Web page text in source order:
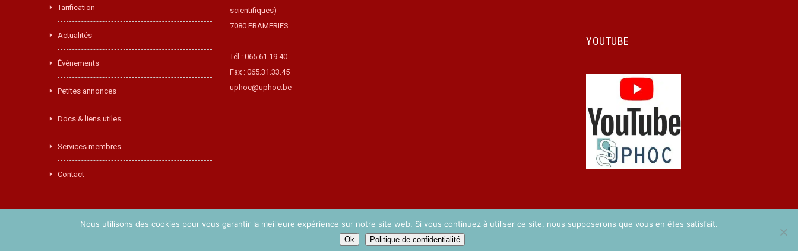
Tarification
Actualités
Événements
Petites annonces
Docs & liens utiles
Services membres
Contact
scientifiques)
7080 FRAMERIES
Tél : 065.61.19.40
Fax : 065.31.33.45
uphoc@uphoc.be
YOUTUBE
Nous utilisons des cookies pour vous garantir la meilleure expérience sur notre site web. Si vous continuez à utiliser ce site, nous supposerons que vous en êtes satisfait.
Ok Politique de confidentialité